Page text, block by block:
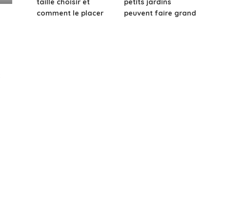
taille choisir et
comment le placer
petits jardins
peuvent faire grand